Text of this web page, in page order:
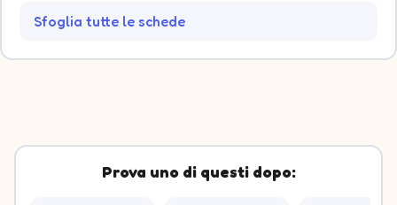
Sfoglia tutte le schede
Prova uno di questi dopo: